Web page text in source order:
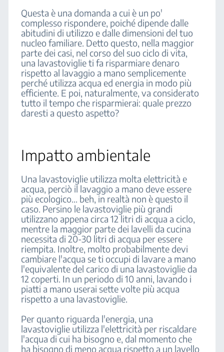
Questa è una domanda a cui è un po'
complesso rispondere, poiché dipende dalle
abitudini di utilizzo e dalle dimensioni del tuo
nucleo familiare. Detto questo, nella maggior
parte dei casi, nel corso del suo ciclo di vita,
una lavastoviglie ti fa risparmiare denaro
rispetto al lavaggio a mano semplicemente
perché utilizza acqua ed energia in modo più
efficiente. E poi, naturalmente, va considerato
tutto il tempo che risparmierai: quale prezzo
daresti a questo aspetto?
Impatto ambientale
Una lavastoviglie utilizza molta elettricità e
acqua, perciò il lavaggio a mano deve essere
più ecologico... beh, in realtà non è questo il
caso. Persino le lavastoviglie più grandi
utilizzano appena circa 12 litri di acqua a ciclo,
mentre la maggior parte dei lavelli da cucina
necessita di 20-30 litri di acqua per essere
riempita. Inoltre, molto probabilmente devi
cambiare l'acqua se ti occupi di lavare a mano
l'equivalente del carico di una lavastoviglie da
12 coperti. In un periodo di 10 anni, lavando i
piatti a mano userai sette volte più acqua
rispetto a una lavastoviglie.
Per quanto riguarda l'energia, una
lavastoviglie utilizza l'elettricità per riscaldare
l'acqua di cui ha bisogno e, dal momento che
ha bisogno di meno acqua rispetto a un lavello